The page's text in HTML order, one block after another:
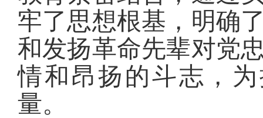
牢了思想根基，明确
和发扬革命先辈对党
情和昂扬的斗志，
量。